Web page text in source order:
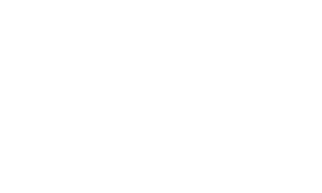
Zeitraum. Negativ war nur die unzureichende
keine 5 Sterne.
ist vom Gewicht sehr leicht. Zubehör ist leicht zu montieren.
vorhanden. Kann nur positives berichten und das Produkt wie